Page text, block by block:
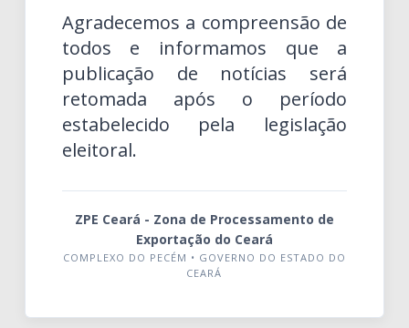
Agradecemos a compreensão de
todos e informamos que a
publicação de notícias será
retomada após o período
estabelecido pela legislação
eleitoral.
ZPE Ceará - Zona de Processamento de
Exportação do Ceará
COMPLEXO DO PECÉM • GOVERNO DO ESTADO DO
CEARÁ